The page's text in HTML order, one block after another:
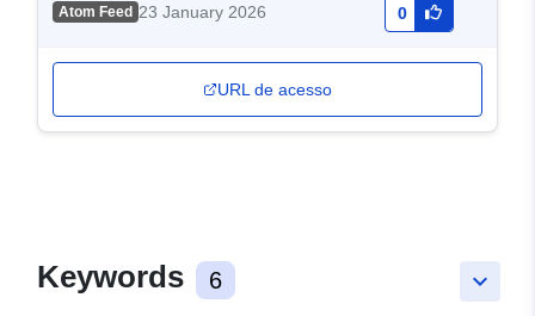
Atom Feed 23 January 2026 0
URL de acesso
keyboard_arrow_down
Keywords 6